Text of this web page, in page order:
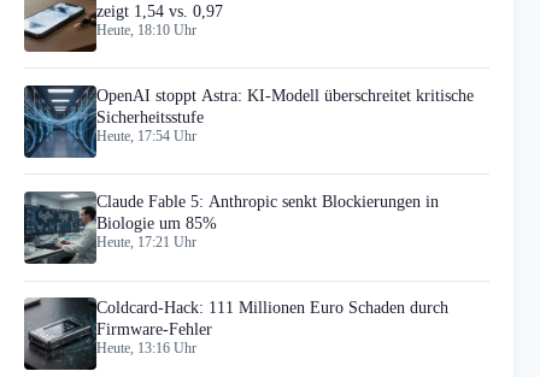
zeigt 1,54 vs. 0,97
Heute, 18:10 Uhr
OpenAI stoppt Astra: KI-Modell überschreitet kritische
Sicherheitsstufe
Heute, 17:54 Uhr
Claude Fable 5: Anthropic senkt Blockierungen in
Biologie um 85%
Heute, 17:21 Uhr
Coldcard-Hack: 111 Millionen Euro Schaden durch
Firmware-Fehler
Heute, 13:16 Uhr